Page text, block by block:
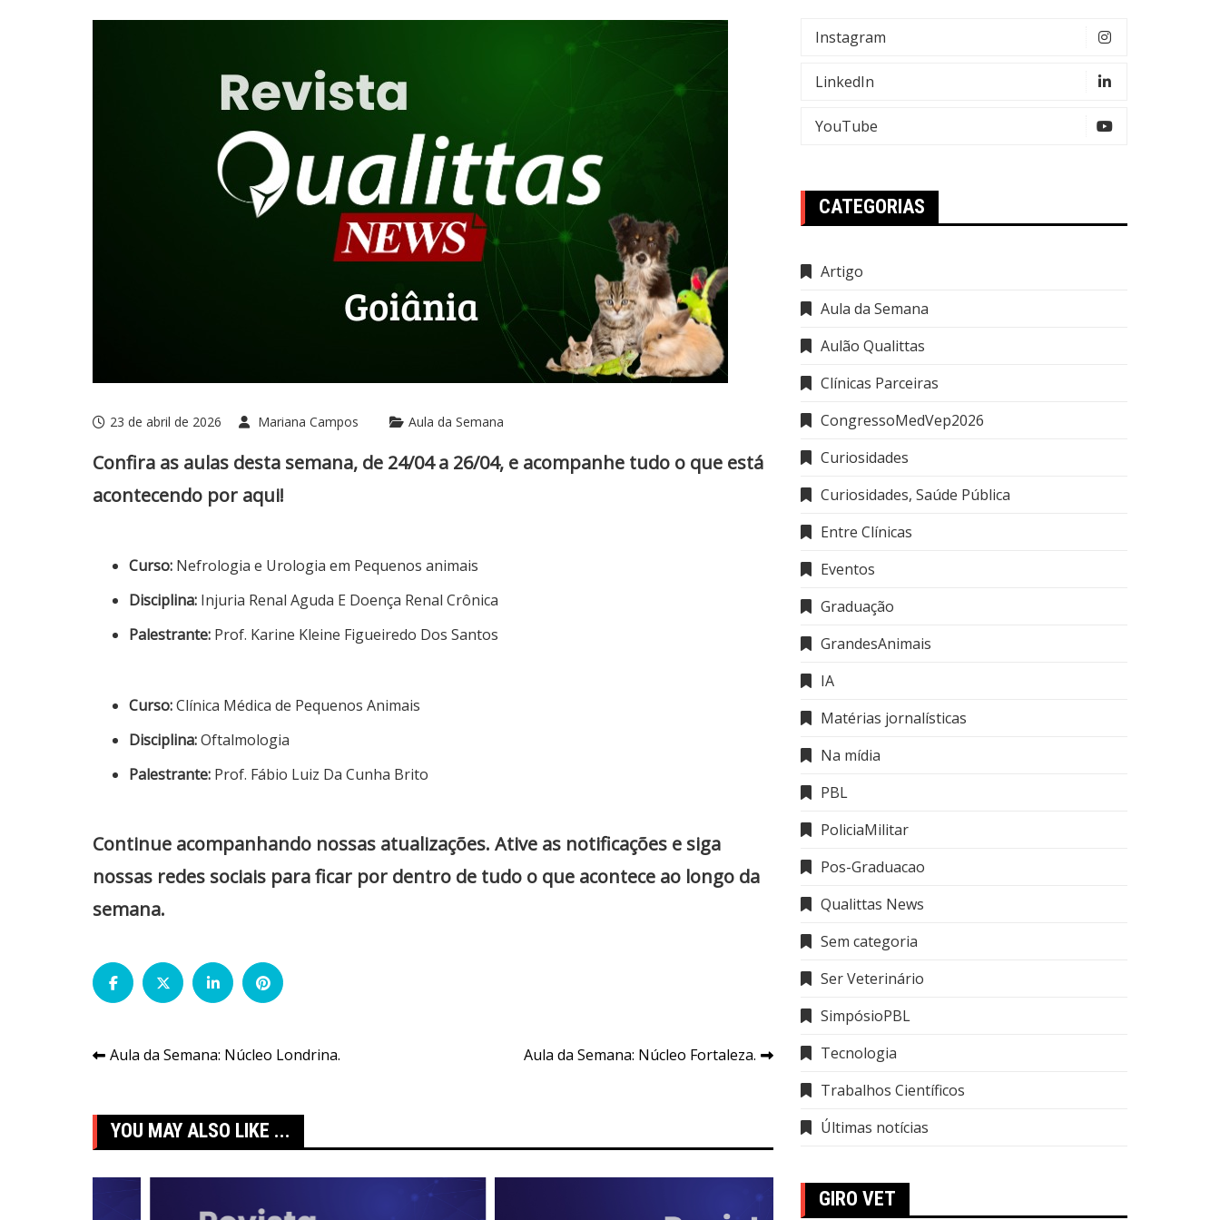
23 de abril de 2026 Mariana Campos Aula da Semana
Confira as aulas desta semana, de 24/04 a 26/04, e acompanhe tudo o que está
acontecendo por aqui!
Curso: Nefrologia e Urologia em Pequenos animais
Disciplina: Injuria Renal Aguda E Doença Renal Crônica
Palestrante: Prof. Karine Kleine Figueiredo Dos Santos
Curso:Clínica Médica de Pequenos Animais
Disciplina:Oftalmologia
Palestrante: Prof. Fábio Luiz Da Cunha Brito
Continue acompanhando nossas atualizações. Ative as notificações e siga
nossas redes sociais para ficar por dentro de tudo o que acontece ao longo da
semana.
Navegação
Post
Aula da Semana: Núcleo Londrina. Aula da Semana: Núcleo Fortaleza.
YOU MAY ALSO LIKE ...
Instagram
LinkedIn
YouTube
CATEGORIAS
Artigo
Aula da Semana
Aulão Qualittas
Clínicas Parceiras
CongressoMedVep2026
Curiosidades
Curiosidades, Saúde Pública
Entre Clínicas
Eventos
Graduação
GrandesAnimais
IA
Matérias jornalísticas
Na mídia
PBL
PoliciaMilitar
Pos-Graduacao
Qualittas News
Sem categoria
Ser Veterinário
SimpósioPBL
Tecnologia
Trabalhos Científicos
Últimas notícias
GIRO VET